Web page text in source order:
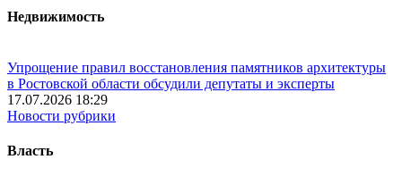
Недвижимость
Упрощение правил восстановления памятников архитектуры
в Ростовской области обсудили депутаты и эксперты
17.07.2026 18:29
Новости рубрики
Власть